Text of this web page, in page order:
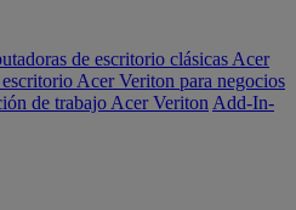
de escritorio clásicas Acer
Acer Veriton para negocios
de trabajo Acer Veriton Add-In-